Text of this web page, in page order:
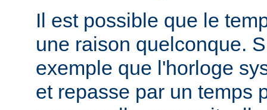
Il est possible que le
une raison quelconque.
exemple que l'horloge
et repasse par un temps